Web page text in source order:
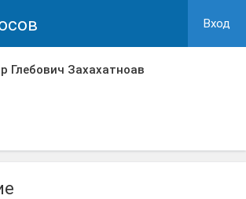
Вход
Глебович Захахатноав